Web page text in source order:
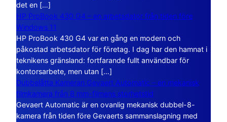
det en […]
HP ProBook 430 G4 – en arbetsdator från tiden före
Windows 11
HP ProBook 430 G4 var en gång en modern och
påkostad arbetsdator för företag. I dag har den hamnat i
teknikens gränsland: fortfarande fullt användbar för
kontorsarbete, men utan […]
Dubbelåtta Kameran Gevaert Automatic – en mekanisk
filmkamera från 8 mm-filmens storhetstid
Gevaert Automatic är en ovanlig mekanisk dubbel-8-
kamera från tiden före Gevaerts sammanslagning med